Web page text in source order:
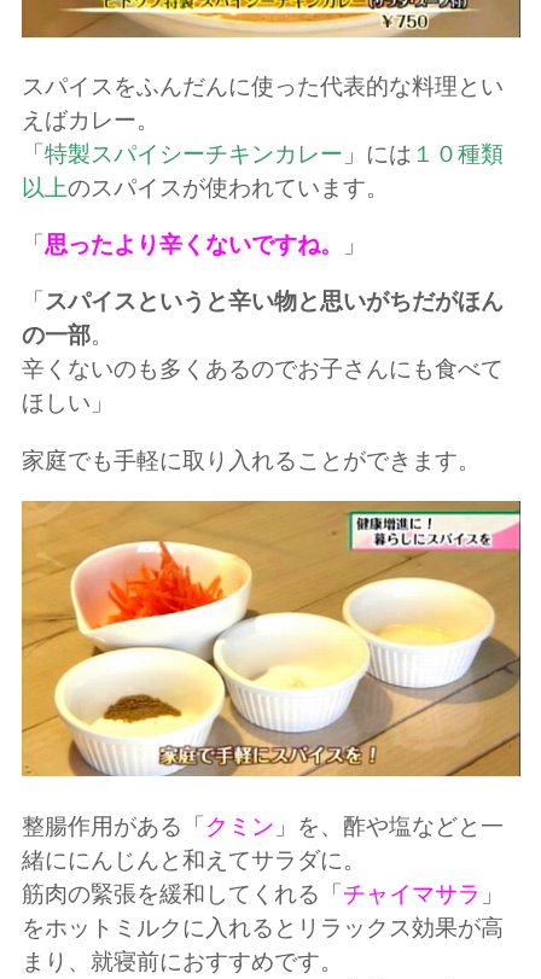
スパイスをふんだんに使った代表的な料理とい
えばカレー。
「特製スパイシーチキンカレー 」には １０種類
以上のスパイスが使われています。
「思ったより辛くないですね。 」
「スパイスというと辛い物と思いがちだがほん
の一部。
辛くないのも多くあるのでお子さんにも食べて
ほしい」
家庭でも手軽に取り入れることができます。
整腸作用がある「クミン 」を、酢や塩などと一
緒ににんじんと和えてサラダに。
筋肉の緊張を緩和してくれる「チャイマサラ 」
をホットミルクに入れるとリラックス効果が高
まり、就寝前におすすめです。